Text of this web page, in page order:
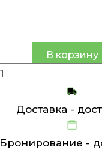
В корзину
Доставка -
Бронирование -